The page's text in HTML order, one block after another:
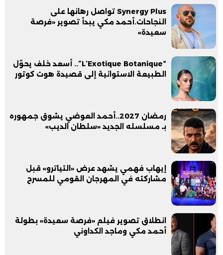
Synergy Plus تواصل رهانها على
النجاحات.أحمد مكي يبدأ تصوير «فرصة
سعيدة»
“L’Exotique Botanique”.. أسعد خلف يحوّل
الطبيعة الاستوائية إلى قصيدة هوت كوتور
رمضان 2027..أحمد العوضي يشوق جمهوره
بـ مسلسله الجديد «سلطان الديب»
إيهاب فهمي يشهد عرض «التياترو» قبل
مشاركته في المهرجان القومي للمسرح
انطلاق تصوير فيلم «فرصة سعيدة» بطولة
أحمد مكي وماجد الكداوني